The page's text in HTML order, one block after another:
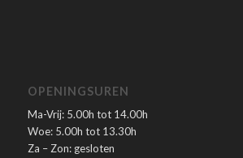
OPENINGSUREN
Ma-Vrij: 5.00h tot 14.00h
Woe: 5.00h tot 13.30h
Za – Zon: gesloten